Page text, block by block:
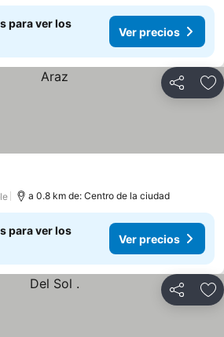
para ver los
Ver precios
Compartir
a 0.8 km de: Centro de la ciudad
para ver los
Ver precios
Compartir